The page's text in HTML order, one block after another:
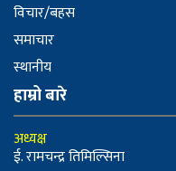
विचार/बहस
समाचार
स्थानीय
हाम्रो बारे
अध्यक्ष
ई. रामचन्द्र तिमिल्सिना